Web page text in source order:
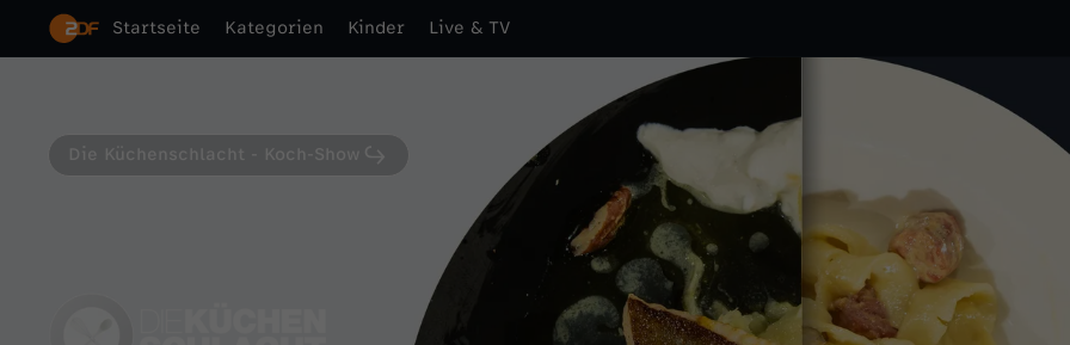
Startseite Kategorien Kinder Live & TV
Die Küchenschlacht - Koch-Show